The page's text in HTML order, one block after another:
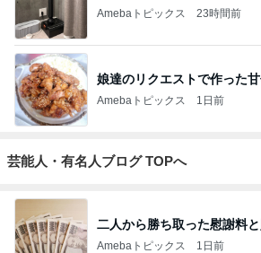
Amebaトピックス 23時間前
娘達のリクエストで作った
Amebaトピックス 1日前
芸能人・有名人ブログ TOPへ
二人から勝ち取った慰謝料
Amebaトピックス 1日前